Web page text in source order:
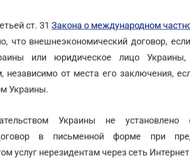
ст. 31 Закона о международном
что внешнеэкономический договор,
или юридическое лицо
независимо от места его заключения,
Украины.
Украины не установлено
в письменной форме при
услуг нерезидентам через сеть